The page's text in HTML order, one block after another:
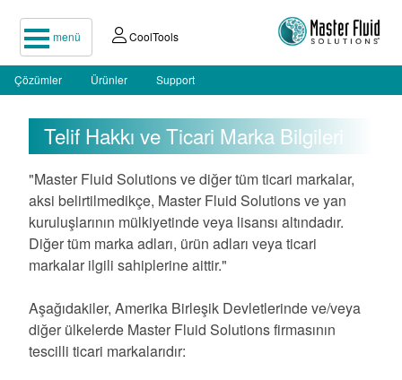
menü CoolTools
Çözümler Ürünler Support
Telif Hakkı ve Ticari Marka Bilgileri
"Master Fluid Solutions ve diğer tüm ticari markalar,
aksi belirtilmedikçe, Master Fluid Solutions ve yan
kuruluşlarının mülkiyetinde veya lisansı altındadır.
Diğer tüm marka adları, ürün adları veya ticari
markalar ilgili sahiplerine aittir."
Aşağıdakiler, Amerika Birleşik Devletlerinde ve/veya
diğer ülkelerde Master Fluid Solutions firmasının
tescilli ticari markalarıdır: